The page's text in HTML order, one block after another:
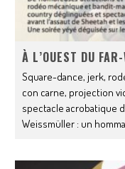
À L’OUEST DU
Square-dance, jerk,
con carne, projection
spectacle acrobatique
Weissmüller : un